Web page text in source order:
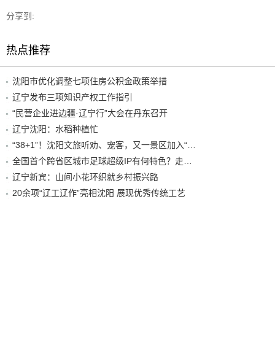
分享到:
热点推荐
沈阳市优化调整七项住房公积金政策举措
辽宁发布三项知识产权工作指引
“民营企业进边疆·辽宁行”大会在丹东召开
辽宁沈阳：水稻种植忙
辽宁新宾：山间小花环织就乡村振兴路
20余项“辽工辽作”亮相沈阳 展现优秀传统工艺